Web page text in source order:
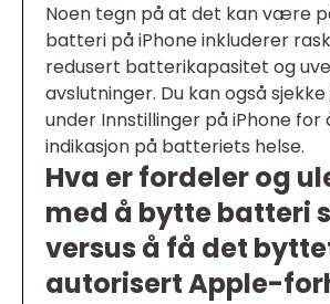
Noen tegn på at det kan være
batteri på iPhone inkluderer
redusert batterikapasitet og
avslutninger. Du kan også
under Innstillinger på iPhone for
indikasjon på batteriets helse.
Hva er fordeler og
med å bytte batteri
versus å få det
autorisert Apple-